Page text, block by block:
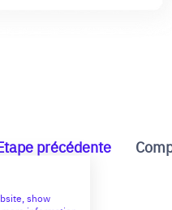
précédente
show